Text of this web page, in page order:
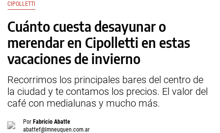
CIPOLLETTI
Cuánto cuesta desayunar o
merendar en Cipolletti en estas
vacaciones de invierno
Recorrimos los principales bares del centro de
la ciudad y te contamos los precios. El valor del
café con medialunas y mucho más.
Por Fabricio Abatte
abattef@lmneuquen.com.ar